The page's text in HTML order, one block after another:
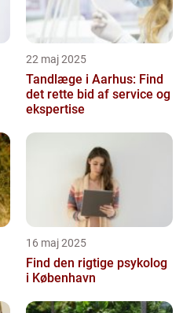
22 maj 2025
Tandlæge i Aarhus: Find
det rette bid af service og
ekspertise
16 maj 2025
Find den rigtige psykolog
i København